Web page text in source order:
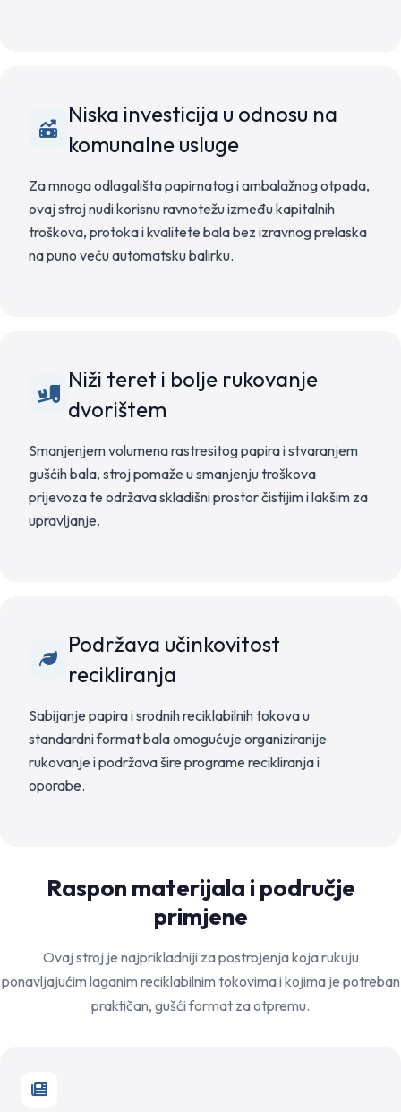
Niska investicija u odnosu na
komunalne usluge
Za mnoga odlagališta papirnatog i ambalažnog otpada,
ovaj stroj nudi korisnu ravnotežu između kapitalnih
troškova, protoka i kvalitete bala bez izravnog prelaska
na puno veću automatsku balirku.
Niži teret i bolje rukovanje
dvorištem
Smanjenjem volumena rastresitog papira i stvaranjem
gušćih bala, stroj pomaže u smanjenju troškova
prijevoza te održava skladišni prostor čistijim i lakšim za
upravljanje.
Podržava učinkovitost
recikliranja
Sabijanje papira i srodnih reciklabilnih tokova u
standardni format bala omogućuje organiziranije
rukovanje i podržava šire programe recikliranja i
oporabe.
Raspon materijala i područje
primjene
Ovaj stroj je najprikladniji za postrojenja koja rukuju
ponavljajućim laganim reciklabilnim tokovima i kojima je potreban
praktičan, gušći format za otpremu.